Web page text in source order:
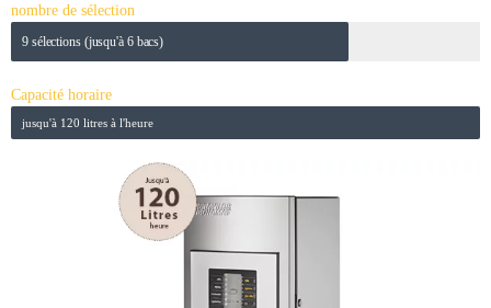
nombre de sélection
9 sélections (jusqu'à 6 bacs)
Capacité horaire
jusqu'à 120 litres à l'heure